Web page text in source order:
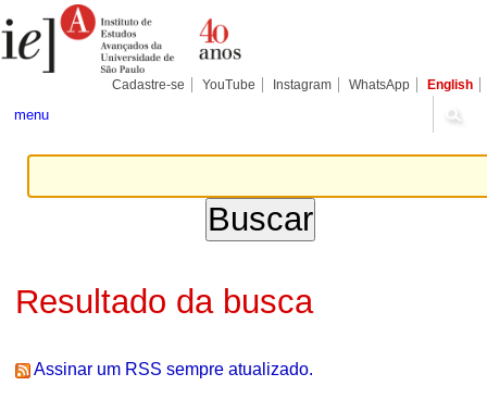
para
conteúdo.
Pessoais
Cadastre-se YouTube Instagram WhatsApp English
menu
Resultado da busca
Assinar um RSS sempre atualizado.